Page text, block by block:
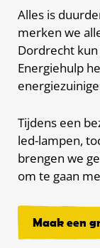
Alles is
merken we
Dordrecht kun
Energiehulp
Tijdens een
led-lampen,
brengen we
om te gaan
Maak een